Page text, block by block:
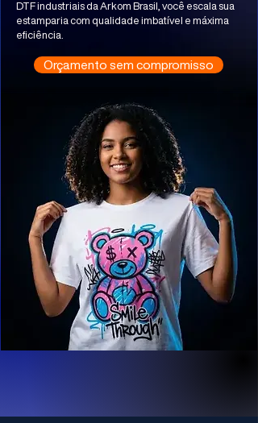
DTF industriais da Arkom Brasil, você escala sua
estamparia com qualidade imbatível e máxima
eficiência.
Orçamento sem compromisso